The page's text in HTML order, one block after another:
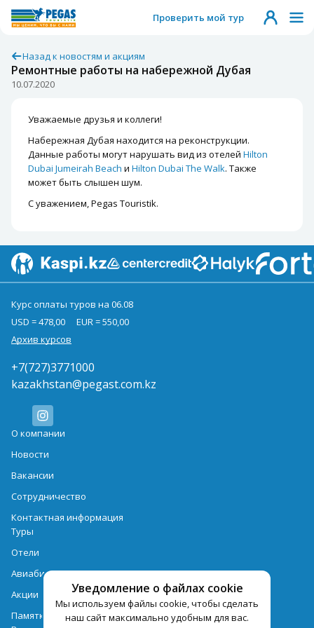
Проверить мой тур
Назад к новостям и акциям
Ремонтные работы на набережной Дубая
10.07.2020
Уважаемые друзья и коллеги!
Набережная Дубая находится на реконструкции.
Данные работы могут нарушать вид из отелей Hilton
Dubai Jumeirah Beach и Hilton Dubai The Walk. Также
может быть слышен шум.
С уважением, Pegas Touristik.
Уведомление о файлах cookie
Мы используем файлы cookie, чтобы сделать
наш сайт максимально удобным для вас.
Курс оплаты туров на 06.08
USD = 478,00
EUR = 550,00
Архив курсов
+7(727)3771000
kazakhstan@pegast.com.kz
О компании
Новости
Вакансии
Сотрудничество
Контактная информация
Туры
Отели
Авиабилеты
Акции
Памятка для туристов